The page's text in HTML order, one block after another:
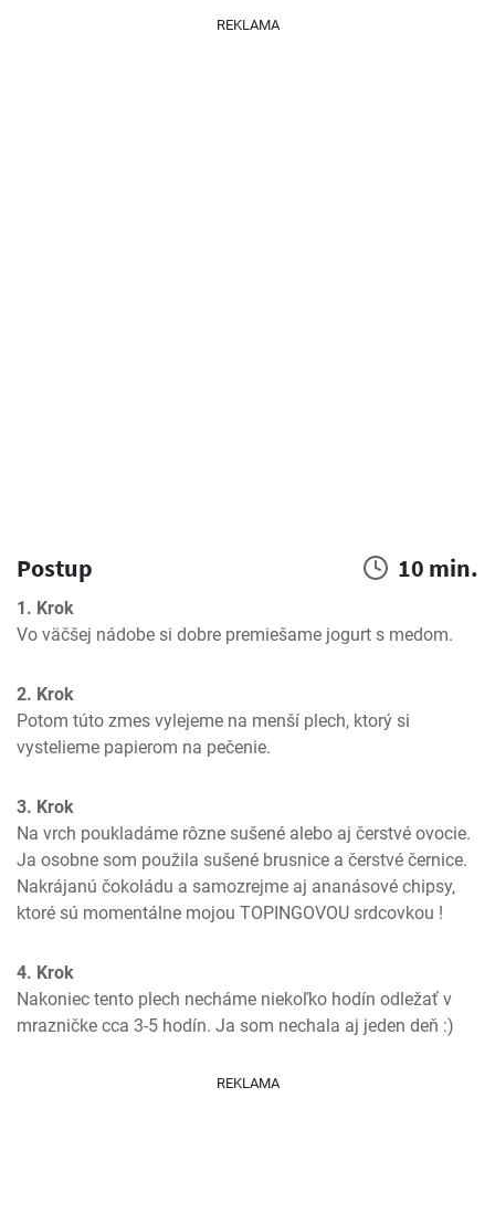
REKLAMA
Postup 10 min.
1. Krok
Vo väčšej nádobe si dobre premiešame jogurt s medom.
2. Krok
Potom túto zmes vylejeme na menší plech, ktorý si
vystelieme papierom na pečenie.
3. Krok
Na vrch poukladáme rôzne sušené alebo aj čerstvé ovocie.
Ja osobne som použila sušené brusnice a čerstvé černice.
Nakrájanú čokoládu a samozrejme aj ananásové chipsy,
ktoré sú momentálne mojou TOPINGOVOU srdcovkou !
4. Krok
Nakoniec tento plech necháme niekoľko hodín odležať v
mrazničke cca 3-5 hodín. Ja som nechala aj jeden deň :)
REKLAMA